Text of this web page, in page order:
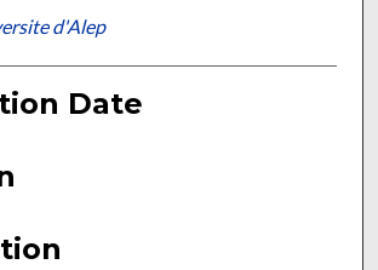
d'Alep
Date